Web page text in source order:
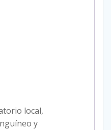
local,
y